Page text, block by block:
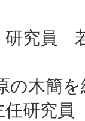
研究員
木簡を
任研究